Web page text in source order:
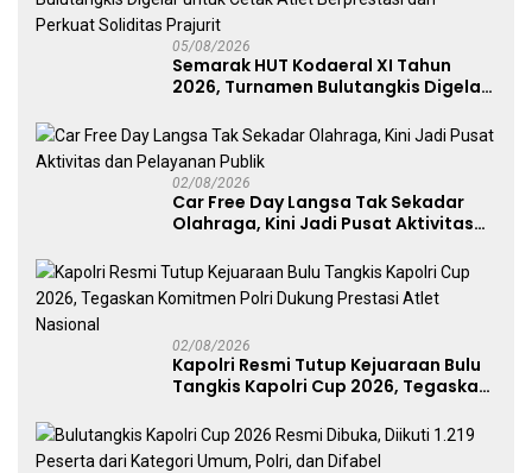
05/08/2026
Semarak HUT Kodaeral XI Tahun
2026, Turnamen Bulutangkis Digelar
Perkuat Soliditas Prajurit
02/08/2026
Car Free Day Langsa Tak Sekadar
Olahraga, Kini Jadi Pusat Aktivitas
02/08/2026
Kapolri Resmi Tutup Kejuaraan Bulu
Tangkis Kapolri Cup 2026, Tegaskan
Atlet Nasional